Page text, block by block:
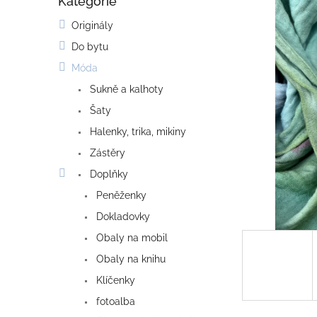
Originály
Do bytu
Móda
Sukně a kalhoty
Šaty
Halenky, trika, mikiny
Zástěry
Doplňky
Peněženky
Dokladovky
Obaly na mobil
Obaly na knihu
Klíčenky
fotoalba